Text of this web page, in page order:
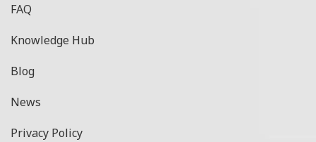
FAQ
Knowledge Hub
Blog
News
Privacy Policy